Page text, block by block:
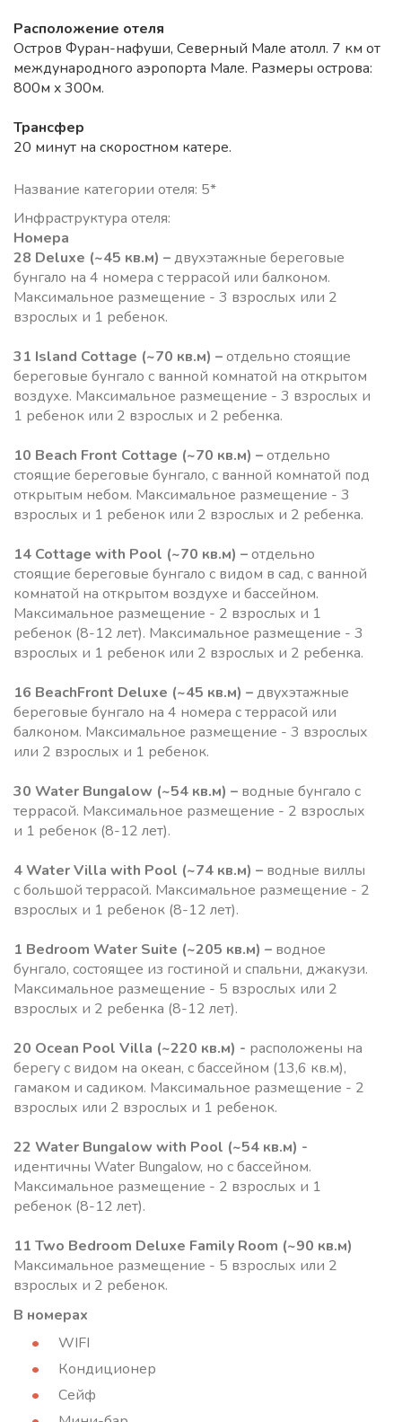
Расположение отеля
Остров Фуран-нафуши, Северный Мале атолл. 7 км от
международного аэропорта Мале. Размеры острова:
800м x 300м.
Трансфер
20 минут на скоростном катере.
Название категории отеля: 5*
Инфраструктура отеля:
Номера
28 Deluxe (~45 кв.м) –двухэтажные береговые
бунгало на 4 номера с террасой или балконом.
Максимальное размещение - 3 взрослых или 2
взрослых и 1 ребенок.
31 Island Cottage (~70 кв.м) –отдельно стоящие
береговые бунгало c ванной комнатой на открытом
воздухе. Максимальное размещение - 3 взрослых и
1 ребенок или 2 взрослых и 2 ребенка.
10 Beach Front Cottage (~70 кв.м) –отдельно
стоящие береговые бунгало, c ванной комнатой под
открытым небом. Максимальное размещение - 3
взрослых и 1 ребенок или 2 взрослых и 2 ребенка.
14 Cottage with Pool (~70 кв.м) –отдельно
стоящие береговые бунгало c видом в сад, c ванной
комнатой на открытом воздухе и бассейном.
Максимальное размещение - 2 взрослых и 1
ребенок (8-12 лет). Максимальное размещение - 3
взрослых и 1 ребенок или 2 взрослых и 2 ребенка.
16 BeachFront Deluxe (~45 кв.м) –двухэтажные
береговые бунгало на 4 номера с террасой или
балконом. Максимальное размещение - 3 взрослых
или 2 взрослых и 1 ребенок.
30 Water Bungalow (~54 кв.м) – водные бунгало с
террасой. Максимальное размещение - 2 взрослых
и 1 ребенок (8-12 лет).
4Water Villa with Pool (~74 кв.м) – водные виллы
с большой террасой. Максимальное размещение - 2
взрослых и 1 ребенок (8-12 лет).
1 Bedroom Water Suite (~205 кв.м) – водное
бунгало, состоящее из гостиной и спальни, джакузи.
Максимальное размещение - 5 взрослых или 2
взрослых и 2 ребенка (8-12 лет).
20 Ocean Pool Villa (~220 кв.м) - расположены на
берегу с видом на океан, с бассейном (13,6 кв.м),
гамаком и садиком. Максимальное размещение - 2
взрослых или 2 взрослых и 1 ребенок.
22 Water Bungalow with Pool (~54 кв.м) -
идентичны Water Bungalow, но с бассейном.
Максимальное размещение - 2 взрослых и 1
ребенок (8-12 лет).
11 Two Bedroom Deluxe Family Room (~90 кв.м)
Максимальное размещение - 5 взрослых или 2
взрослых и 2 ребенок.
В номерах
WIFI
Кондиционер
Сейф